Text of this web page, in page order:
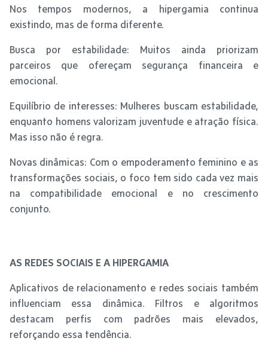
Nos tempos modernos, a hipergamia continua
existindo, mas de forma diferente.
Busca por estabilidade: Muitos ainda priorizam
parceiros que ofereçam segurança financeira e
emocional.
Equilíbrio de interesses: Mulheres buscam estabilidade,
enquanto homens valorizam juventude e atração física.
Mas isso não é regra.
Novas dinâmicas: Com o empoderamento feminino e as
transformações sociais, o foco tem sido cada vez mais
na compatibilidade emocional e no crescimento
conjunto.
AS REDES SOCIAIS E A HIPERGAMIA
Aplicativos de relacionamento e redes sociais também
influenciam essa dinâmica. Filtros e algoritmos
destacam perfis com padrões mais elevados,
reforçando essa tendência.